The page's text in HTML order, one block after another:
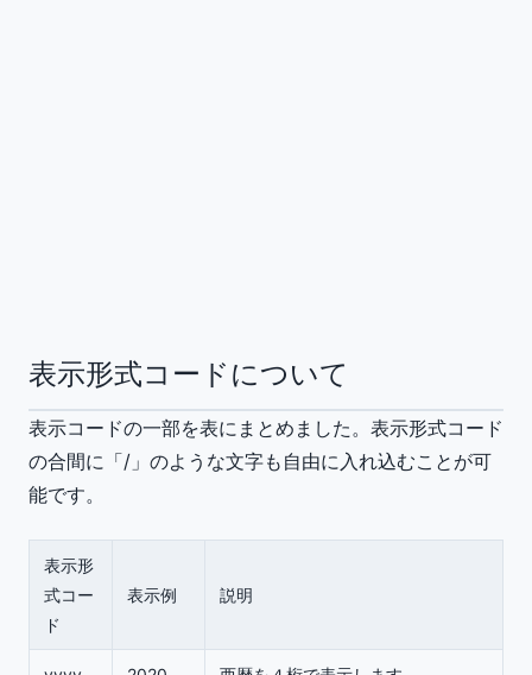
表示形式コードについて
表示コードの一部を表にまとめました。表示形式コード
の合間に「/」のような文字も自由に入れ込むことが可
能です。
表示形
式コー
ド
表示例 説明